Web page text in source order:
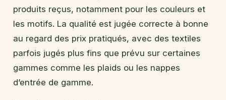
produits reçus, notamment pour les couleurs et
les motifs. La qualité est jugée correcte à bonne
au regard des prix pratiqués, avec des textiles
parfois jugés plus fins que prévu sur certaines
gammes comme les plaids ou les nappes
d’entrée de gamme.